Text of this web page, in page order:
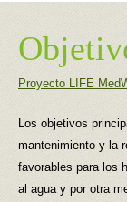
Proyecto LIFE
Los objetivos
mantenimiento y la
favorables para los
al agua y por otra